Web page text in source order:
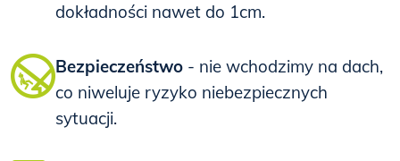
dokładności nawet do 1cm.
Bezpieczeństwo - nie wchodzimy na dach,
co niweluje ryzyko niebezpiecznych
sytuacji.